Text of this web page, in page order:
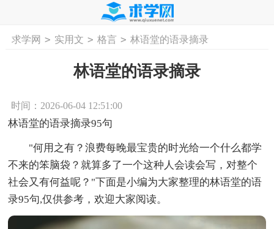
首页 工作计划 活动计划 学习计划
求学网 > 实用文 > 格言 > 林语堂的语录摘录
林语堂的语录摘录
时间：2026-06-04 12:51:00
林语堂的语录摘录95句
"何用之有？浪费每晚最宝贵的时光给一个什么都学
不来的笨脑袋？就算多了一个这种人会读会写，对整个
社会又有何益呢？"下面是小编为大家整理的林语堂的语
录95句,仅供参考，欢迎大家阅读。